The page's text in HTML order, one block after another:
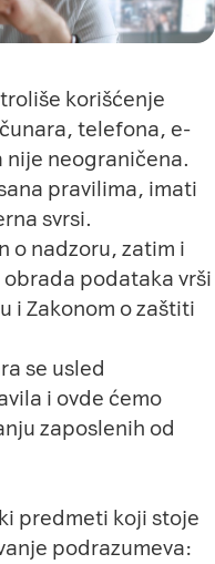
korišćenje
telefona, e-
nije neograničena.
pravilima, imati
svrsi.
o nadzoru, zatim i
obrada podataka vrši
i Zakonom o zaštiti
se usled
i ovde ćemo
zaposlenih od
predmeti koji stoje
podrazumeva: